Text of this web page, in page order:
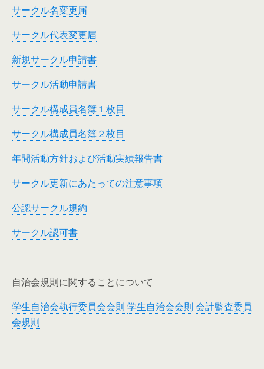
サークル名変更届
サークル代表変更届
新規サークル申請書
サークル活動申請書
サークル構成員名簿１枚目
サークル構成員名簿２枚目
年間活動方針および活動実績報告書
サークル更新にあたっての注意事項
公認サークル規約
サークル認可書
自治会規則に関することについて
学生自治会執行委員会会則 学生自治会会則 会計監査委員
会規則